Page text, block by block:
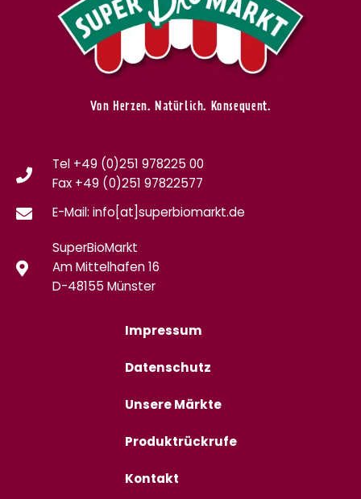
Von Herzen. Natürlich. Konsequent.
Tel +49 (0)251 978225 00
Fax +49 (0)251 97822577
E-Mail: info[at]superbiomarkt.de
SuperBioMarkt
Am Mittelhafen 16
D-48155 Münster
Impressum
Datenschutz
Unsere Märkte
Produktrückrufe
Kontakt